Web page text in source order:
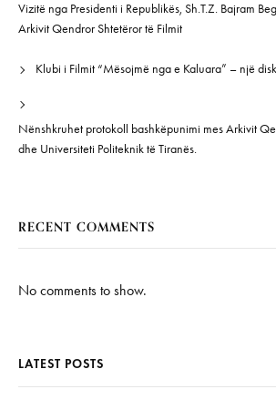
Vizitë nga Presidenti i Republikës, Sh.T.Z. Bajram
Arkivit Qendror Shtetëror të Filmit
Klubi i Filmit “Mësojmë nga e Kaluara” – një
Nënshkruhet protokoll bashkëpunimi mes Arkivit
dhe Universiteti Politeknik të Tiranës.
RECENT COMMENTS
No comments to show.
LATEST POSTS